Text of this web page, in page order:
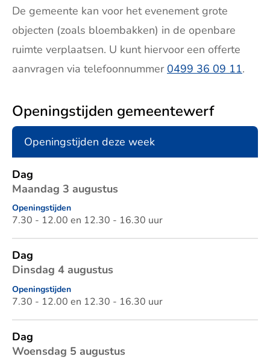
De gemeente kan voor het evenement grote
objecten (zoals bloembakken) in de openbare
ruimte verplaatsen. U kunt hiervoor een offerte
aanvragen via telefoonnummer 0499 36 09 11.
Openingstijden gemeentewerf
Openingstijden deze week
Dag
Dag
Maandag 3 augustus
Openingstijden
7.30 - 12.00 en 12.30 - 16.30 uur
Dag
Dinsdag 4 augustus
Openingstijden
7.30 - 12.00 en 12.30 - 16.30 uur
Dag
Woensdag 5 augustus